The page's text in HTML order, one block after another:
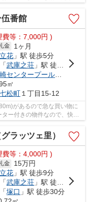
件でセ...
番館
費等：7,000円 )
金
1ヶ月
立花 」駅 徒歩5分
「武庫之荘 」駅 徒歩30分
センタープール前
㎡
七松町 １丁目15-12
があるので急な買い物に
ー付きの物件なので、快適
組を楽...
ラッツェ里）
費等：4,000円 )
金
15万円
立花 」駅 徒歩9分
「武庫之荘 」駅 徒歩18分
「塚口 」駅 徒歩30分